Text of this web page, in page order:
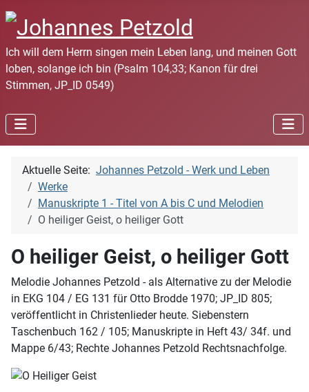
Ich will dem Herrn singen mein Leben lang, und meinen Gott
loben, solange ich bin (Psalm 104,33; Kanon für drei
Stimmen, JP_ID 0549)
Aktuelle Seite: Johannes Petzold - Werk und Leben
Werke
Manuskripte 1 - Titel von A bis C und Melodien
O heiliger Geist, o heiliger Gott
O heiliger Geist, o heiliger Gott
Melodie Johannes Petzold - als Alternative zu der Melodie
in EKG 104 / EG 131 für Otto Brodde 1970; JP_ID 805;
veröffentlicht in Christenlieder heute. Siebenstern
Taschenbuch 162 / 105; Manuskripte in Heft 43/ 34f. und
Mappe 6/43; Rechte Johannes Petzold Rechtsnachfolge.